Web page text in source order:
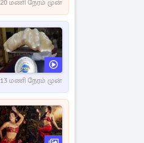
20 மணி நேரம் முன்
13 மணி நேரம் முன்